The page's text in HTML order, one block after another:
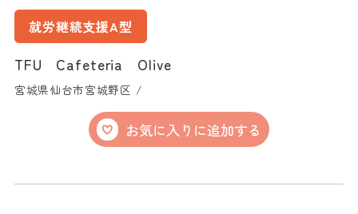
就労継続支援A型
TFU Cafeteria Olive
宮城県仙台市宮城野区 /
お気に入りに追加する